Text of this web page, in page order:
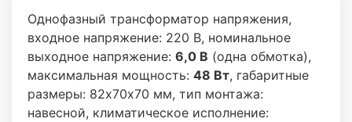
Однофазный трансформатор напряжения,
входное напряжение: 220 В, номинальное
выходное напряжение: 6,0 В (одна обмотка),
максимальная мощность: 48 Вт, габаритные
размеры: 82х70х70 мм, тип монтажа:
навесной, климатическое исполнение: